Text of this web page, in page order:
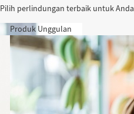
Pilih perlindungan terbaik untuk Anda
Produk Unggulan